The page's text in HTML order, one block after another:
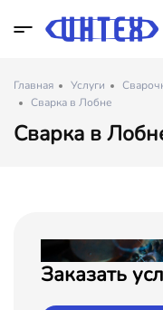
Главная Услуги
Сварка в Лобне
Сварка в
Заказать